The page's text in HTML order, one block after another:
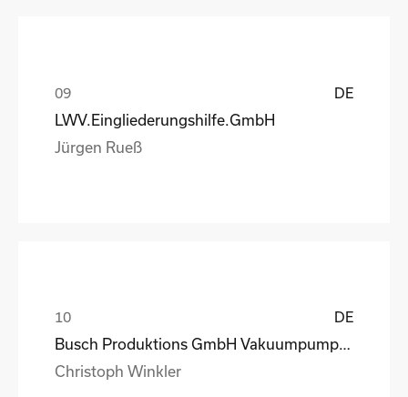
DE
LWV.Eingliederungshilfe.GmbH
Jürgen Rueß
DE
Busch Produktions GmbH Vakuumpumpen und Systeme
Christoph Winkler